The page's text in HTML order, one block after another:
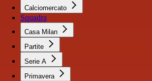
Calciomercato
Squadra
Casa Milan
Partite
Serie A
Primavera